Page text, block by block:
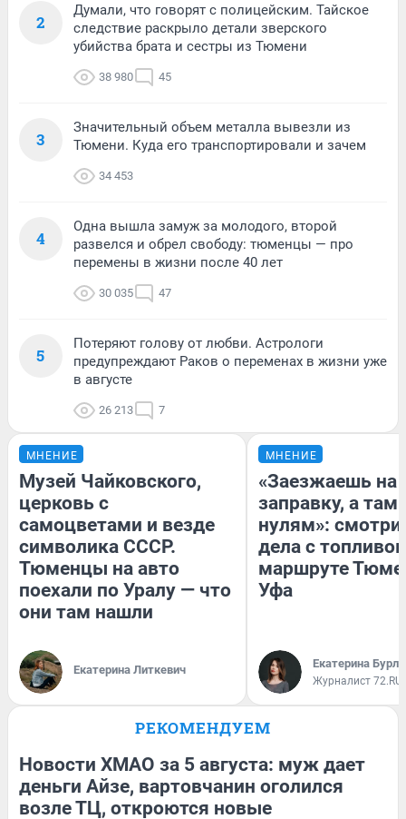
2
Думали, что говорят с полицейским. Тайское
следствие раскрыло детали зверского
убийства брата и сестры из Тюмени
38 980 45
3
Значительный объем металла вывезли из
Тюмени. Куда его транспортировали и зачем
34 453
4
Одна вышла замуж за молодого, второй
развелся и обрел свободу: тюменцы — про
перемены в жизни после 40 лет
30 035 47
5
Потеряют голову от любви. Астрологи
предупреждают Раков о переменах в жизни уже
в августе
26 213 7
МНЕНИЕ
Музей Чайковского,
церковь с
самоцветами и везде
символика СССР.
Тюменцы на авто
поехали по Уралу — что
они там нашли
Екатерина Литкевич
МНЕНИЕ
«Заезжаешь на
заправку, а там
нулям»:
дела с
маршруте
Уфа
Екатерина
Журналист 72.RU
РЕКОМЕНДУЕМ
Новости ХМАО за 5 августа: муж дает
деньги Айзе, вартовчанин оголился
возле ТЦ, откроются новые